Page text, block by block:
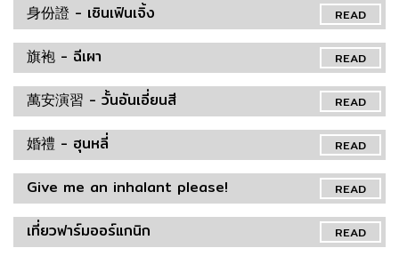
READ
身份證 - เซินเฟินเจิ้ง
READ
旗袍 - ฉีเผา
READ
萬安演習 - วั้นอันเอี่ยนสี
READ
婚禮 - ฮุนหลี่
READ
Give me an inhalant please!
READ
เที่ยวฟาร์มออร์แกนิก